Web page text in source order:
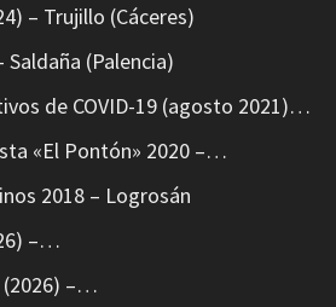
– Trujillo (Cáceres)
Saldaña (Palencia)
de COVID-19 (agosto 2021)…
«El Pontón» 2020 –…
2018 – Logrosán
–…
(2026) –…